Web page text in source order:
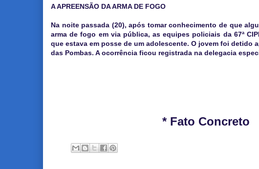
A APREENSÃO DA ARMA DE FOGO
Na noite passada (20), após tomar conhecimento de que
arma de fogo em via pública, as equipes policiais da 67ª
que estava em posse de um adolescente. O jovem foi
das Pombas. A ocorrência ficou registrada na delegacia
* Fato Concreto